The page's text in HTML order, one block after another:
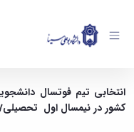
دانشگاه
تاریخچه
و
آموزش
پذیرش
کارشناسی
پژوهش
فناوری و
دانشکده‌ها
انتخابی تیم
دانشگاه بوعلی سینا
انتخابی تیم فوتسال
کشور در نیمسال اول تحصیلی1397